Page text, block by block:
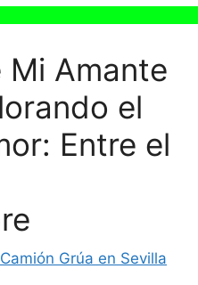
Mi Amante
el
Entre el
Camión Grúa en Sevilla